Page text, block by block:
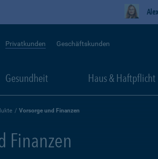
Privatkunden Geschäftskunden
Gesundheit Haus & Haftpflicht
Vorsorge und Finanzen
Finanzen